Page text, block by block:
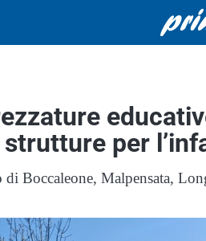
per
Boccaleone, Malpensata,